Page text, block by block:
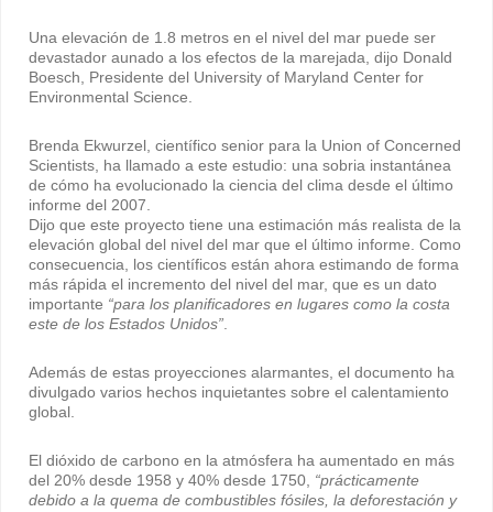
Una elevación de 1.8 metros en el nivel del mar puede ser
devastador aunado a los efectos de la marejada, dijo Donald
Boesch, Presidente del University of Maryland Center for
Environmental Science.
Brenda Ekwurzel, científico senior para la Union of Concerned
Scientists, ha llamado a este estudio: una sobria instantánea
de cómo ha evolucionado la ciencia del clima desde el último
informe del 2007.
Dijo que este proyecto tiene una estimación más realista de la
elevación global del nivel del mar que el último informe. Como
consecuencia, los científicos están ahora estimando de forma
más rápida el incremento del nivel del mar, que es un dato
importante “para los planificadores en lugares como la costa
este de los Estados Unidos”.
Además de estas proyecciones alarmantes, el documento ha
divulgado varios hechos inquietantes sobre el calentamiento
global.
El dióxido de carbono en la atmósfera ha aumentado en más
del 20% desde 1958 y 40% desde 1750, “prácticamente
debido a la quema de combustibles fósiles, la deforestación y